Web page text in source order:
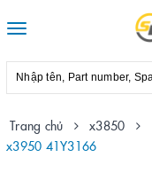
Toggle
Trang chủ x3850
x3950 41Y3166